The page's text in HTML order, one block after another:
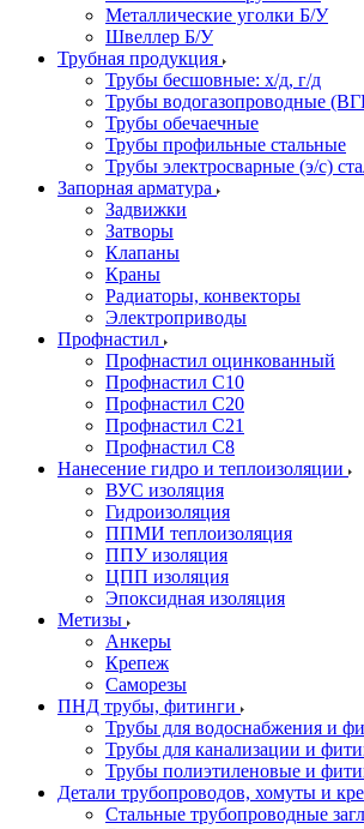
Металлические уголки Б/У
Швеллер Б/У
Трубная продукция
Трубы бесшовные: х/д, г/д
Трубы водогазопроводные
Трубы обечаечные
Трубы профильные стальные
Трубы электросварные (э/с)
Запорная арматура
Задвижки
Затворы
Клапаны
Краны
Радиаторы, конвекторы
Электроприводы
Профнастил
Профнастил оцинкованный
Профнастил С10
Профнастил С20
Профнастил С21
Профнастил С8
Нанесение гидро и теплоизоляции
ВУС изоляция
Гидроизоляция
ППМИ теплоизоляция
ППУ изоляция
ЦПП изоляция
Эпоксидная изоляция
Метизы
Анкеры
Крепеж
Саморезы
ПНД трубы, фитинги
Трубы для водоснабжения и
Трубы для канализации и
Трубы полиэтиленовые и
Детали трубопроводов, хомуты и
Стальные трубопроводные